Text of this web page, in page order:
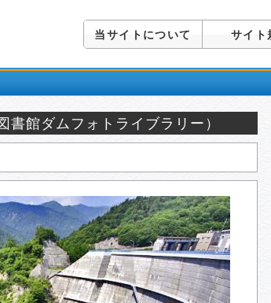
当サイトについて サイト
館ダムフォトライブラリー）